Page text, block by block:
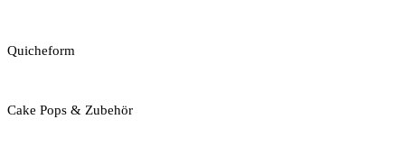
Quicheform
Cake Pops & Zubehör